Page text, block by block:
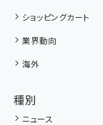
ショッピングカート
業界動向
海外
種別
ニュース